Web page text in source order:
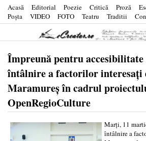
Acasă Editorial Poezie Critică Proză
Poşta
VIDEO FOTO Teatru Traditii
Împreună pentru accesibilitate
întâlnire a factorilor interesați
Maramureș în cadrul
OpenRegioCulture
Marți, 11
întâlnire a